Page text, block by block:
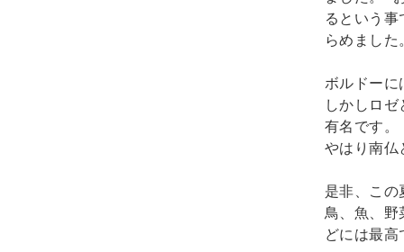
るという
らめまし
ボルドー
しかしロ
有名です。
やはり南
是非、こ
鳥、魚、
どには最